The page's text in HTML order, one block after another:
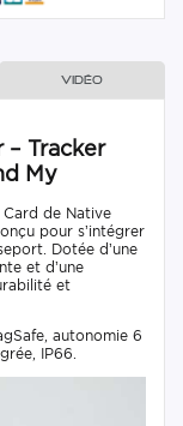
Vidéo
Tracker
My
Card de Native
pour s’intégrer
Dotée d’une
et d’une
et
autonomie 6
IP66.